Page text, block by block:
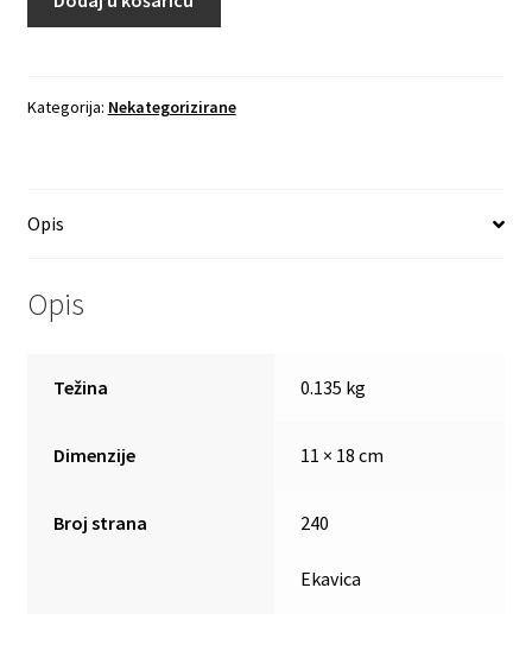
Kategorija: Nekategorizirane
Opis
Opis
Težina 0.135 kg
Dimenzije 11 × 18 cm
Broj strana 240
Ekavica